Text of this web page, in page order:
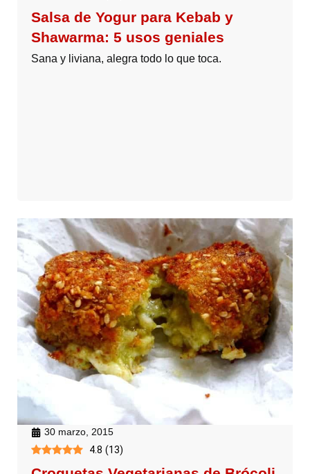
Salsa de Yogur para Kebab y
Shawarma: 5 usos geniales
Sana y liviana, alegra todo lo que toca.
30 marzo, 2015
4.8 (13)